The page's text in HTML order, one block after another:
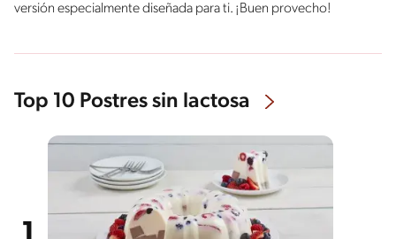
versión especialmente diseñada para ti. ¡Buen provecho!
Top 10 Postres sin lactosa